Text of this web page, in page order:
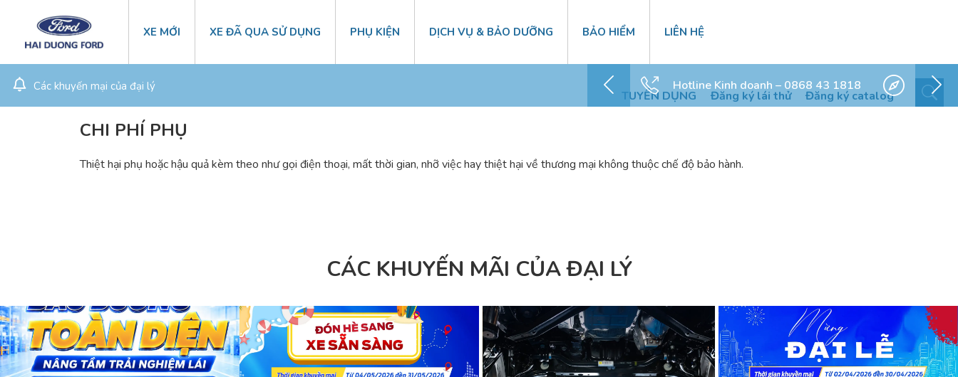
XE MỚI XE ĐÃ QUA SỬ DỤNG PHỤ KIỆN DỊCH VỤ & BẢO DƯỠNG BẢO HIỂM LIÊN HỆ
TUYỂN DỤNG Đăng ký lái thử Đăng ký catalog
Các khuyến mại của đại lý Hotline Kinh doanh – 0868 43 1818
CHI PHÍ PHỤ
Thiệt hại phụ hoặc hậu quả kèm theo như gọi điện thoại, mất thời gian, nhỡ việc hay thiệt hại về thương mại không thuộc chế độ bảo hành.
CÁC KHUYẾN MÃI CỦA ĐẠI LÝ